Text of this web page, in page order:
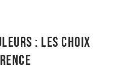
: les choix